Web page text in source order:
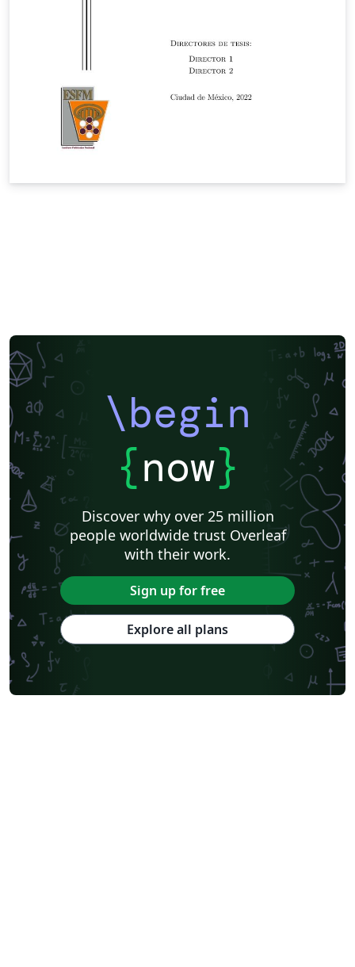
\begin
{now}
Discover why over 25 million
people worldwide trust Overleaf
with their work.
Sign up for free
Explore all plans